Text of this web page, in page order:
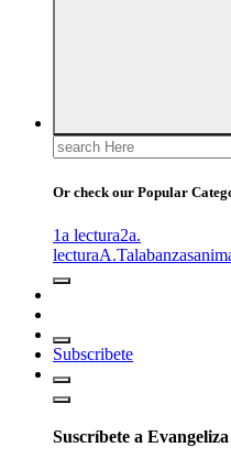
Search
for:
Or check our Popular
1a lectura2a.
lecturaA.Talabanzas
Subscribete
Suscríbete a